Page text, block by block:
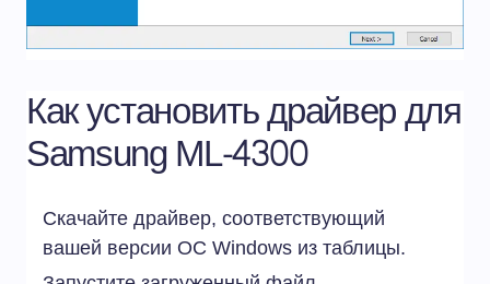
Как установить драйвер для
Samsung ML-4300
Скачайте драйвер, соответствующий
вашей версии ОС Windows из таблицы.